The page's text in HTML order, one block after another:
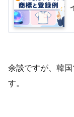
余談ですが、韓
す。